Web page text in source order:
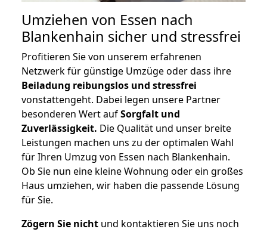
Umziehen von Essen nach
Blankenhain sicher und stressfrei
Profitieren Sie von unserem erfahrenen
Netzwerk für günstige Umzüge oder dass ihre
Beiladung reibungslos und stressfrei
vonstattengeht. Dabei legen unsere Partner
besonderen Wert aufSorgfalt und
Zuverlässigkeit. Die Qualität und unser breite
Leistungen machen uns zu der optimalen Wahl
für Ihren Umzug von Essen nach Blankenhain.
Ob Sie nun eine kleine Wohnung oder ein großes
Haus umziehen, wir haben die passende Lösung
für Sie.
Zögern Sie nicht und kontaktieren Sie uns noch